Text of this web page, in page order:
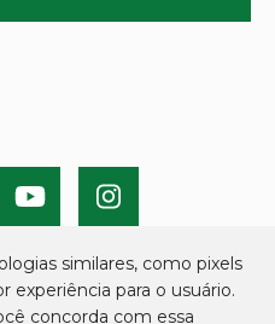
similares, como pixels
experiência para o usuário.
concorda com essa